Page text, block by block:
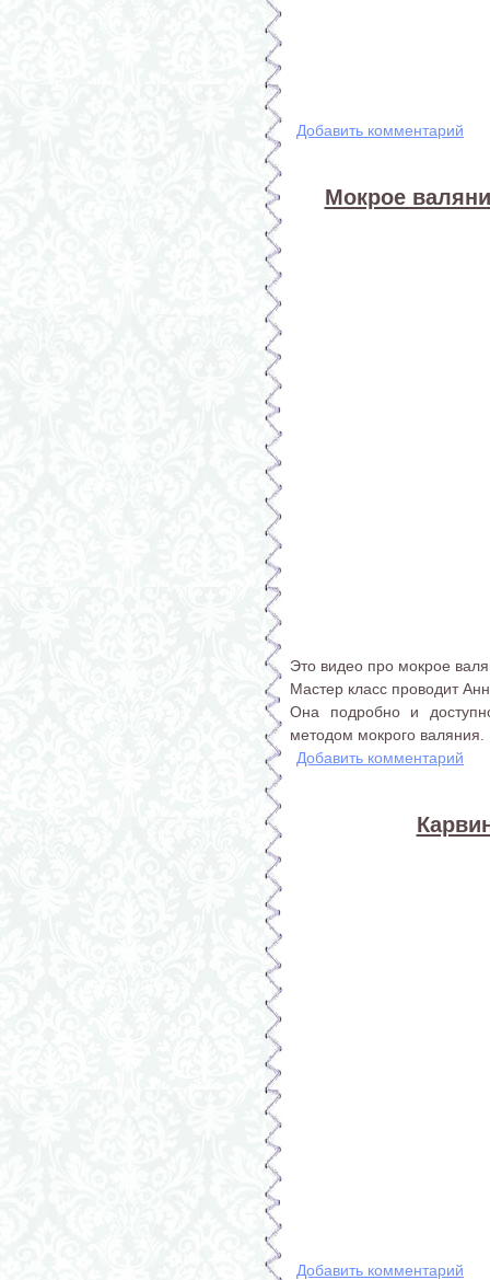
Добавить комментарий
Мокрое
Это видео про мокрое
Мастер класс проводит
Она подробно и
методом мокрого валяния.
Добавить комментарий
Добавить комментарий